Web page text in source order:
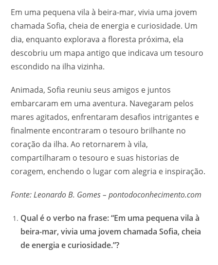
Em uma pequena vila à beira-mar, vivia uma jovem
chamada Sofia, cheia de energia e curiosidade. Um
dia, enquanto explorava a floresta próxima, ela
descobriu um mapa antigo que indicava um tesouro
escondido na ilha vizinha.
Animada, Sofia reuniu seus amigos e juntos
embarcaram em uma aventura. Navegaram pelos
mares agitados, enfrentaram desafios intrigantes e
finalmente encontraram o tesouro brilhante no
coração da ilha. Ao retornarem à vila,
compartilharam o tesouro e suas historias de
coragem, enchendo o lugar com alegria e inspiração.
Fonte: Leonardo B. Gomes – pontodoconhecimento.com
Qual é o verbo na frase: “Em uma pequena vila à
beira-mar, vivia uma jovem chamada Sofia, cheia
de energia e curiosidade.”?